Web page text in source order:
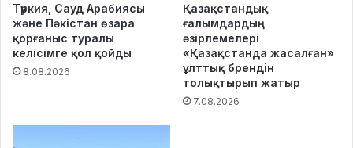
Түркия, Сауд Арабиясы
және Пәкістан өзара
қорғаныс туралы
келісімге қол қойды
8.08.2026
Қазақстандық
ғалымдардың
әзірлемелері
«Қазақстанда жасалған»
ұлттық брендін
толықтырып жатыр
7.08.2026